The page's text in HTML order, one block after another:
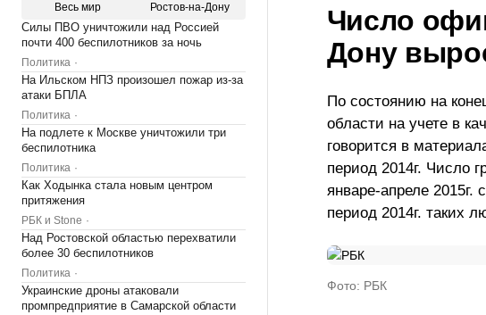
Весь мир Ростов-на-Дону
Силы ПВО уничтожили над Россией
почти 400 беспилотников за ночь
Политика
На Ильском НПЗ произошел пожар из-за
атаки БПЛА
Политика
На подлете к Москве уничтожили три
беспилотника
Политика
Как Ходынка стала новым центром
притяжения
РБК и Stone
Над Ростовской областью перехватили
более 30 беспилотников
Политика
Украинские дроны атаковали
промпредприятие в Самарской области
Число
Дону
По состоянию на
области на учете в
говорится в
период 2014г. Число
январе-апреле 2015г.
период 2014г. таких
Фото: РБК